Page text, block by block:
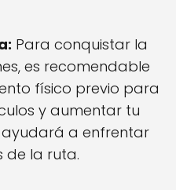
Para conquistar la
es recomendable
físico previo para
y aumentar tu
ayudará a enfrentar
de la ruta.